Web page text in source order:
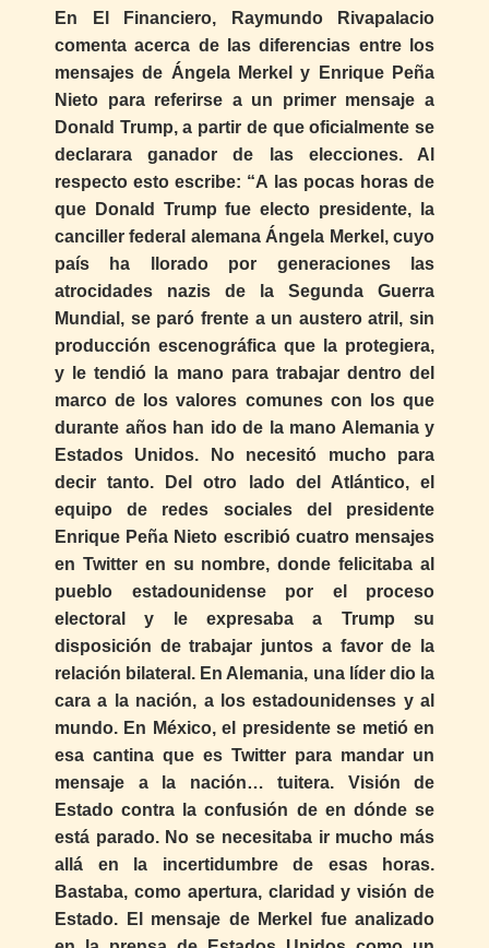
En El Financiero, Raymundo Rivapalacio
comenta acerca de las diferencias entre los
mensajes de Ángela Merkel y Enrique Peña
Nieto para referirse a un primer mensaje a
Donald Trump, a partir de que oficialmente se
declarara ganador de las elecciones. Al
respecto esto escribe: “A las pocas horas de
que Donald Trump fue electo presidente, la
canciller federal alemana Ángela Merkel, cuyo
país ha llorado por generaciones las
atrocidades nazis de la Segunda Guerra
Mundial, se paró frente a un austero atril, sin
producción escenográfica que la protegiera,
y le tendió la mano para trabajar dentro del
marco de los valores comunes con los que
durante años han ido de la mano Alemania y
Estados Unidos. No necesitó mucho para
decir tanto. Del otro lado del Atlántico, el
equipo de redes sociales del presidente
Enrique Peña Nieto escribió cuatro mensajes
en Twitter en su nombre, donde felicitaba al
pueblo estadounidense por el proceso
electoral y le expresaba a Trump su
disposición de trabajar juntos a favor de la
relación bilateral. En Alemania, una líder dio la
cara a la nación, a los estadounidenses y al
mundo. En México, el presidente se metió en
esa cantina que es Twitter para mandar un
mensaje a la nación… tuitera. Visión de
Estado contra la confusión de en dónde se
está parado. No se necesitaba ir mucho más
allá en la incertidumbre de esas horas.
Bastaba, como apertura, claridad y visión de
Estado. El mensaje de Merkel fue analizado